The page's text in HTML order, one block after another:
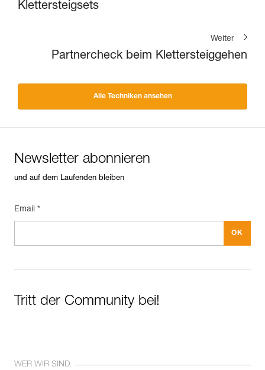
Klettersteigsets
Weiter
Partnercheck beim Klettersteiggehen
Alle Techniken ansehen
Newsletter abonnieren
und auf dem Laufenden bleiben
Email *
Tritt der Community bei!
WER WIR SIND